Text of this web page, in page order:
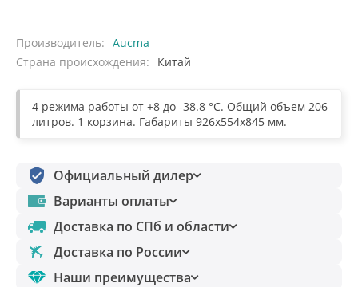
Производитель
Aucma
Страна происхождения
Китай
4 режима работы от +8 до -38.8 °С. Общий объем 206
литров. 1 корзина. Габариты 926x554x845 мм.
Официальный дилер
Варианты оплаты
Доставка по СПб и области
Доставка по России
Наши преимущества